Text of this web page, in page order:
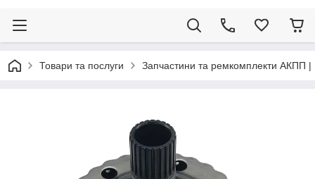
Товари та послуги Запчастини та ремкомплекти АКПП |